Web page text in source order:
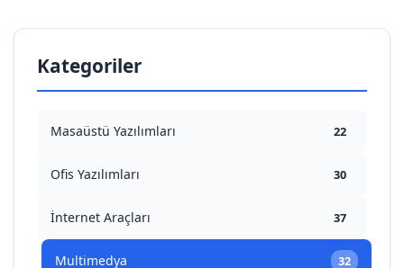
Kategoriler
Masaüstü Yazılımları 22
Ofis Yazılımları 30
İnternet Araçları 37
Multimedya 32